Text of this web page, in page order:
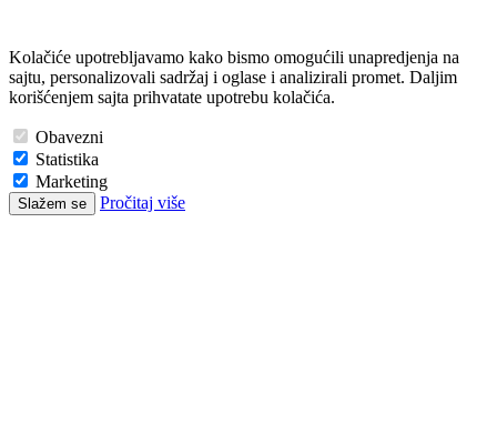
Kolačiće upotrebljavamo kako bismo omogućili unapredjenja na
sajtu, personalizovali sadržaj i oglase i analizirali promet. Daljim
korišćenjem sajta prihvatate upotrebu kolačića.
Obavezni
Statistika
Marketing
Slažem se Pročitaj više